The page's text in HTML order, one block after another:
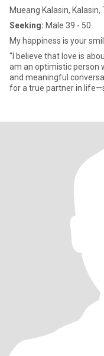
Mueang Kalasin, Kalasin,
Seeking: Male 39 - 50
My happiness is your
"I believe that love is
am an optimistic person
and meaningful conversations
for a true partner in